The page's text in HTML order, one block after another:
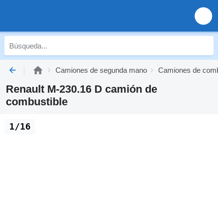
Camiones de segunda mano Camiones de
Renault M-230.16 D camión de
combustible
1/16